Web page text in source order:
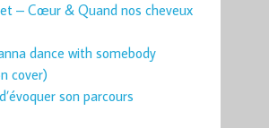
– Cœur & Quand nos cheveux
dance with somebody
cover)
son parcours